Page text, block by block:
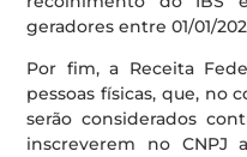
geradores entre 01/01/
Por fim, a Receita
pessoas físicas, que, no
serão considerados
inscreverem no